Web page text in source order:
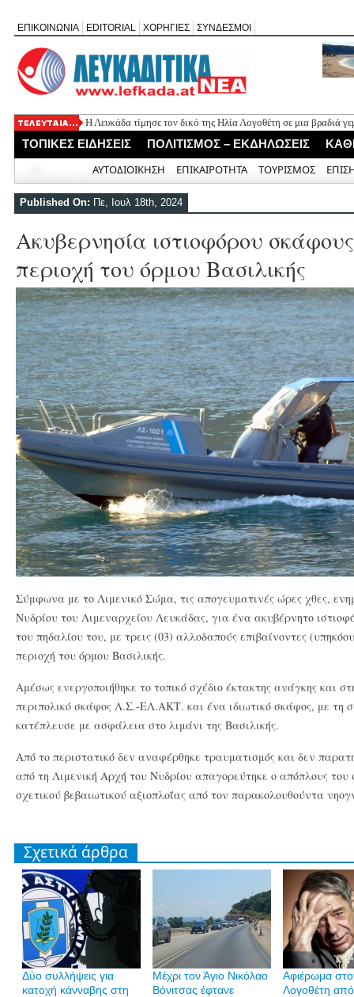
ΕΠΙΚΟΙΝΩΝΙΑ EDITORIAL ΧΟΡΗΓΙΕΣ ΣΥΝΔΕΣΜΟΙ
Η Λευκάδα τίμησε τον δικό της Ηλία Λογοθέτη σε μια βραδιά
ΤΟΠΙΚΕΣ ΕΙΔΗΣΕΙΣ ΠΟΛΙΤΙΣΜΟΣ – ΕΚΔΗΛΩΣΕΙΣ
ΑΥΤΟΔΙΟΙΚΗΣΗ ΕΠΙΚΑΙΡΟΤΗΤΑ ΤΟΥΡΙΣΜΟΣ
Published On: Πε, Ιουλ 18th, 2024
Ακυβερνησία ιστιοφόρου
περιοχή του όρμου Βασιλικής
Σύμφωνα με το Λιμενικό Σώμα, τις απογευματινές ώρες χθες,
Νυδρίου του Λιμεναρχείου Λευκάδας, για ένα ακυβέρνητο
του πηδαλίου του, με τρεις (03) αλλοδαπούς επιβαίνοντες
περιοχή του όρμου Βασιλικής.
Αμέσως ενεργοποιήθηκε το τοπικό σχέδιο έκτακτης ανάγκης και
περιπολικό σκάφος Λ.Σ.-ΕΛ.ΑΚΤ. και ένα ιδιωτικό σκάφος, με τη
κατέπλευσε με ασφάλεια στο λιμάνι της Βασιλικής.
Από το περιστατικό δεν αναφέρθηκε τραυματισμός και δεν
από τη Λιμενική Αρχή του Νυδρίου απαγορεύτηκε ο απόπλους του
σχετικού βεβαιωτικού αξιοπλοΐας από τον παρακολουθούντα
Σχετικά άρθρα
Δύο συλλήψεις για
κατοχή κάνναβης στη
Mέχρι τον Άγιο Νικόλαο
Βόνιτσας έφτανε
Αφιέρωμα
Λογοθέτη